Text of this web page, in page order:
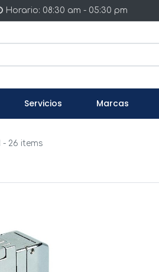
Horario: 08:30 am - 05:30 pm
Servicios Marcas
- 26 items